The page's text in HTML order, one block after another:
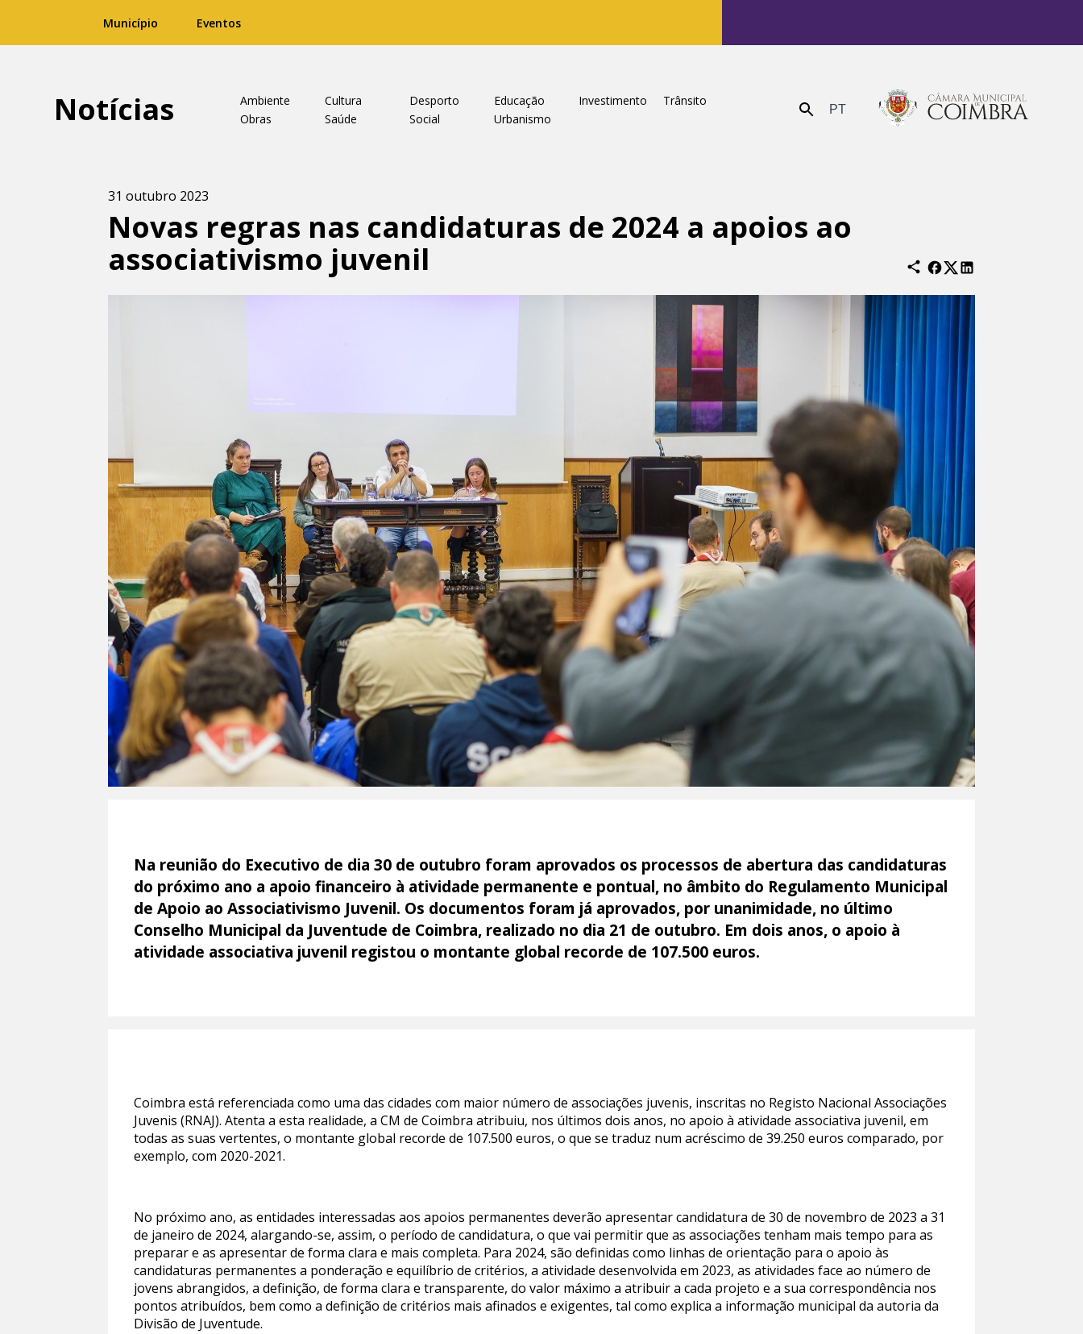
Município Eventos
Notícias Ambiente Cultura Desporto Educação Investimento
Trânsito
Obras
Saúde Social Urbanismo Enviar PT
31 outubro 2023
Novas regras nas candidaturas de 2024 a apoios ao
associativismo juvenil
Na reunião do Executivo de dia 30 de outubro foram aprovados os processos de abertura das candidaturas
do próximo ano a apoio financeiro à atividade permanente e pontual, no âmbito do Regulamento Municipal
de Apoio ao Associativismo Juvenil. Os documentos foram já aprovados, por unanimidade, no último
Conselho Municipal da Juventude de Coimbra, realizado no dia 21 de outubro. Em dois anos, o apoio à
atividade associativa juvenil registou o montante global recorde de 107.500 euros.
Coimbra está referenciada como uma das cidades com maior número de associações juvenis, inscritas no Registo Nacional Associações
Juvenis (RNAJ). Atenta a esta realidade, a CM de Coimbra atribuiu, nos últimos dois anos, no apoio à atividade associativa juvenil, em
todas as suas vertentes, o montante global recorde de 107.500 euros, o que se traduz num acréscimo de 39.250 euros comparado, por
exemplo, com 2020-2021.
No próximo ano, as entidades interessadas aos apoios permanentes deverão apresentar candidatura de 30 de novembro de 2023 a 31
de janeiro de 2024, alargando-se, assim, o período de candidatura, o que vai permitir que as associações tenham mais tempo para as
preparar e as apresentar de forma clara e mais completa. Para 2024, são definidas como linhas de orientação para o apoio às
candidaturas permanentes a ponderação e equilíbrio de critérios, a atividade desenvolvida em 2023, as atividades face ao número de
jovens abrangidos, a definição, de forma clara e transparente, do valor máximo a atribuir a cada projeto e a sua correspondência nos
pontos atribuídos, bem como a definição de critérios mais afinados e exigentes, tal como explica a informação municipal da autoria da
Divisão de Juventude.